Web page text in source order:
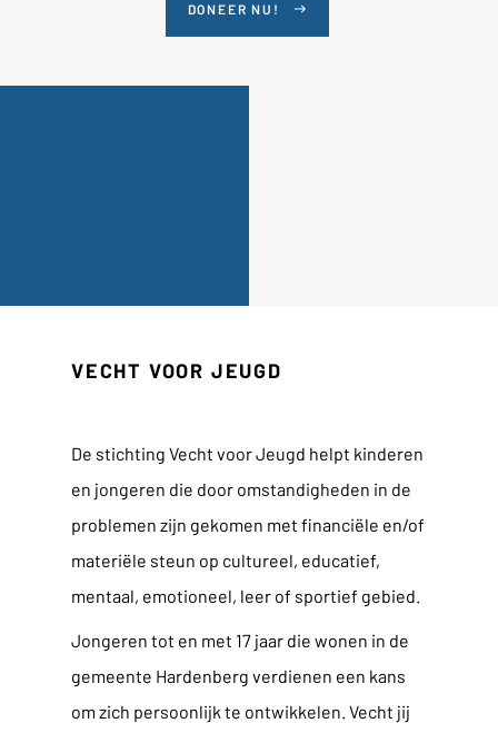
DONEER NU! east
VECHT VOOR JEUGD
De stichting Vecht voor Jeugd helpt kinderen
en jongeren die door omstandigheden in de
problemen zijn gekomen met financiële en/of
materiële steun op cultureel, educatief,
mentaal, emotioneel, leer of sportief gebied.
Jongeren tot en met 17 jaar die wonen in de
gemeente Hardenberg verdienen een kans
om zich persoonlijk te ontwikkelen. Vecht jij